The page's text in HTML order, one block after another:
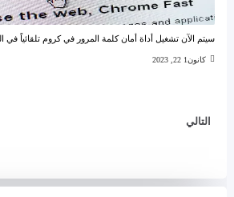
سيتم الآن تشغيل أداة أمان كلمة المرور في كروم تلقائياً في
كانون1 22, 2023
التالي